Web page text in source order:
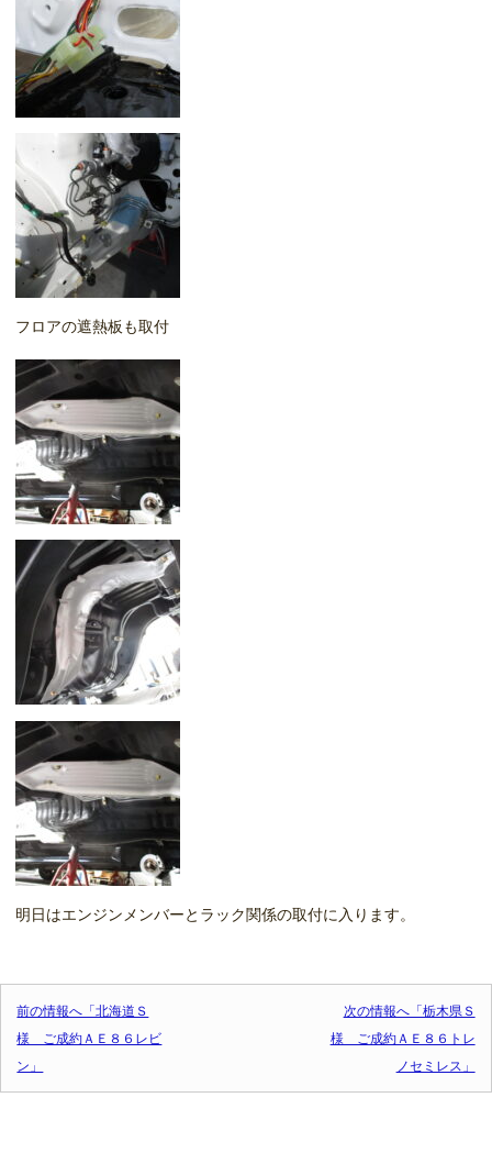
フロアの遮熱板も取付
明日はエンジンメンバーとラック関係の取付に入ります。
前の情報へ「北海道Ｓ
様 ご成約ＡＥ８６レビ
ン」
次の情報へ「栃木県Ｓ
様 ご成約ＡＥ８６トレ
ノセミレス」